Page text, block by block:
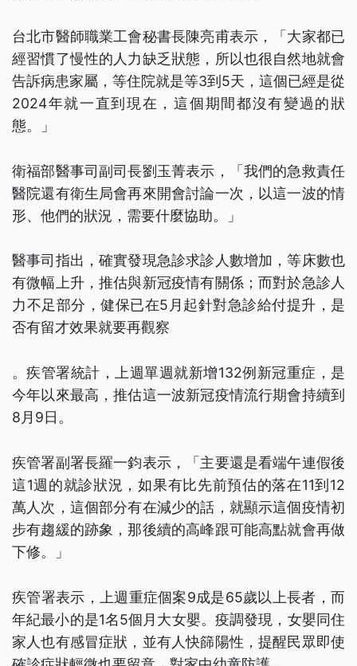
台北市醫師職業工會秘書長陳亮甫表示，「大家都已
經習慣了慢性的人力缺乏狀態，所以也很自然地就會
告訴病患家屬，等住院就是等3到5天，這個已經是從
2024年就一直到現在，這個期間都沒有變過的狀
態。」
衛福部醫事司副司長劉玉菁表示，「我們的急救責任
醫院還有衛生局會再來開會討論一次，以這一波的情
形、他們的狀況，需要什麼協助。」
醫事司指出，確實發現急診求診人數增加，等床數也
有微幅上升，推估與新冠疫情有關係；而對於急診人
力不足部分，健保已在5月起針對急診給付提升，是
否有留才效果就要再觀察
。疾管署統計，上週單週就新增132例新冠重症，是
今年以來最高，推估這一波新冠疫情流行期會持續到
8月9日。
疾管署副署長羅一鈞表示，「主要還是看端午連假後
這1週的就診狀況，如果有比先前預估的落在11到12
萬人次，這個部分有在減少的話，就顯示這個疫情初
步有趨緩的跡象，那後續的高峰跟可能高點就會再做
下修。」
疾管署表示，上週重症個案9成是65歲以上長者，而
年紀最小的是1名5個月大女嬰。疫調發現，女嬰同住
家人也有感冒症狀，並有人快篩陽性，提醒民眾即使